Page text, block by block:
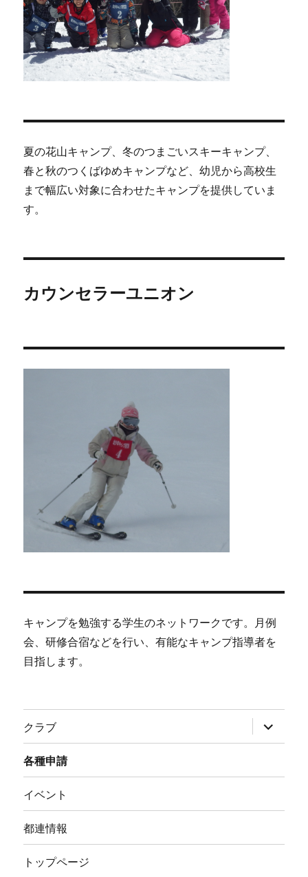
夏の花山キャンプ、冬のつまごいスキーキャンプ、
春と秋のつくばゆめキャンプなど、幼児から高校生
まで幅広い対象に合わせたキャンプを提供していま
す。
カウンセラーユニオン
キャンプを勉強する学生のネットワークです。月例
会、研修合宿などを行い、有能なキャンプ指導者を
目指します。
クラブ サ
ブ
メ
ー
開
各種申請
イベント
都連情報
トップページ